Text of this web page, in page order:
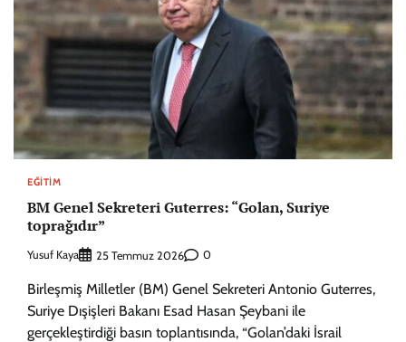
EĞITIM
BM Genel Sekreteri Guterres: “Golan, Suriye
toprağıdır”
Yusuf Kaya 25 Temmuz 2026 0
Birleşmiş Milletler (BM) Genel Sekreteri Antonio Guterres,
Suriye Dışişleri Bakanı Esad Hasan Şeybani ile
gerçekleştirdiği basın toplantısında, “Golan’daki İsrail